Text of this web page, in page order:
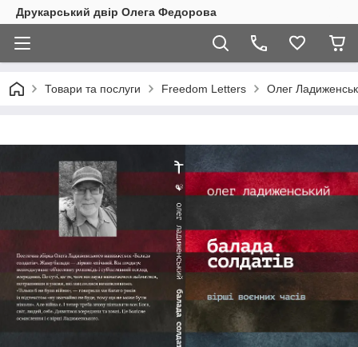
Друкарський двір Олега Федорова
Товари та послуги Freedom Letters Олег